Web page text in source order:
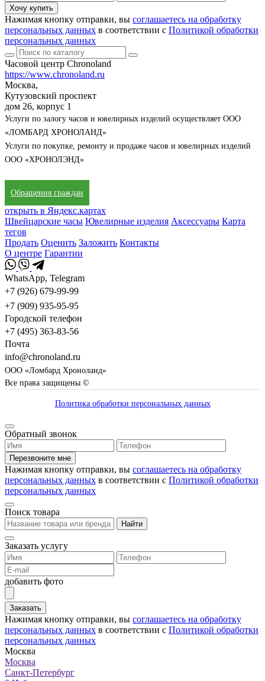
Хочу купить
Нажимая кнопку отправки, вы соглашаетесь на обработку
персональных данных в соответствии с Политикой обработки
персональных данных
Часовой центр Chronoland
https://www.chronoland.ru
Москва,
Кутузовский проспект
дом 26, корпус 1
Услуги по залогу часов и ювелирных изделий осуществляет ООО
«ЛОМБАРД ХРОНОЛАНД»
Услуги по покупке, ремонту и продаже часов и ювелирных изделий
ООО «ХРОНОЛЭНД»
Обращения граждан
открыть в Яндекс.картах
Швейцарские часы Ювелирные изделия Аксессуары Карта
тегов
Продать Оценить Заложить Контакты
О центре Гарантии
WhatsApp, Telegram
+7 (926) 679-99-99
+7 (909) 935-95-95
Городской телефон
+7 (495) 363-83-56
Почта
info@chronoland.ru
ООО «Ломбард Хроноланд»
Все права защищены ©
Политика обработки персональных данных
Обратный звонок
Перезвоните мне
Нажимая кнопку отправки, вы соглашаетесь на обработку
персональных данных в соответствии с Политикой обработки
персональных данных
Поиск товара
Найти
Заказать услугу
добавить фото
Заказать
Нажимая кнопку отправки, вы соглашаетесь на обработку
персональных данных в соответствии с Политикой обработки
персональных данных
Москва
Москва
Санкт-Петербург